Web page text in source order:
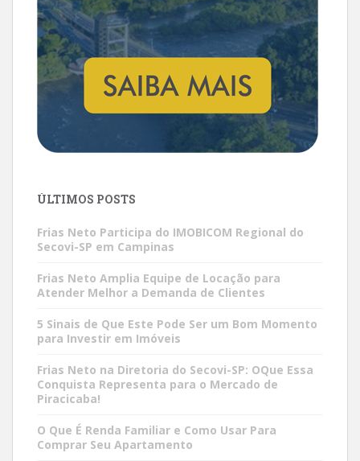
ÚLTIMOS POSTS
Frias Neto Participa do IMOBICOM Regional do
Secovi-SP em Campinas
Frias Neto Amplia Equipe de Locação para
Atender Melhor a Demanda de Clientes
5 Sinais de Que Este Pode Ser um Bom Momento
para Investir em Imóveis
Frias Neto na Diretoria do Secovi-SP: OQue Essa
Conquista Representa para o Mercado de
Piracicaba!
O Que É Renda Familiar e Como Usar Para
Comprar Seu Apartamento